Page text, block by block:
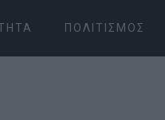
ΠΟΛΙΤΙΣΜΌΣ